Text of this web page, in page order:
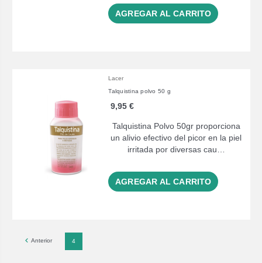
AGREGAR AL CARRITO
Lacer
Talquistina polvo 50 g
9,95 €
Talquistina Polvo 50gr proporciona
un alivio efectivo del picor en la piel
irritada por diversas cau…
AGREGAR AL CARRITO
Anterior 4